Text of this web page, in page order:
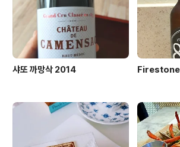
샤또 까망삭 2014